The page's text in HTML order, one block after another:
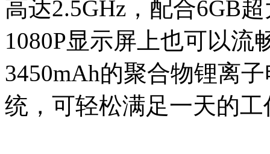
高达2.5GHz，配合6GB
1080P显示屏上也可以流
3450mAh的聚合物锂离
统，可轻松满足一天的